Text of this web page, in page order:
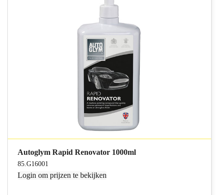
Autoglym Rapid Renovator 1000ml
85.G16001
Login om prijzen te bekijken